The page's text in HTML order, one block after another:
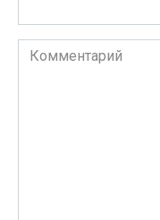
Комментарий